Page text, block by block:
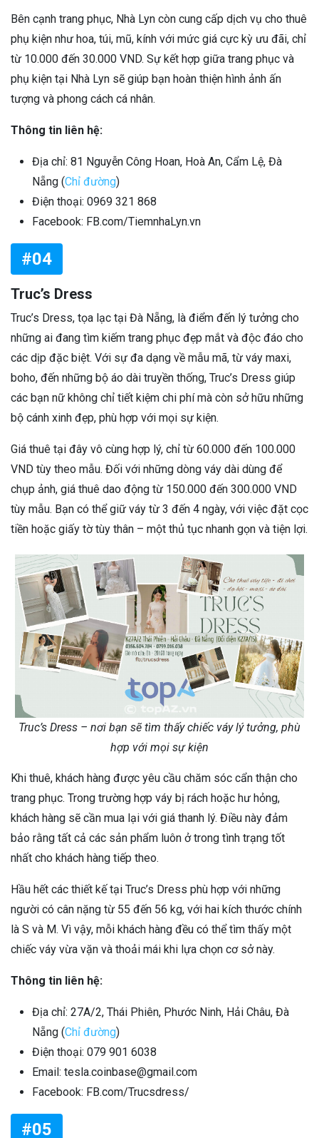
Bên cạnh trang phục, Nhà Lyn còn cung cấp dịch vụ cho thuê
phụ kiện như hoa, túi, mũ, kính với mức giá cực kỳ ưu đãi, chỉ
từ 10.000 đến 30.000 VND. Sự kết hợp giữa trang phục và
phụ kiện tại Nhà Lyn sẽ giúp bạn hoàn thiện hình ảnh ấn
tượng và phong cách cá nhân.
Thông tin liên hệ:
Địa chỉ: 81 Nguyễn Công Hoan, Hoà An, Cẩm Lệ, Đà
Nẵng (Chỉ đường)
Điện thoại: 0969 321 868
Facebook: FB.com/TiemnhaLyn.vn
#04
Truc’s Dress
Truc’s Dress, tọa lạc tại Đà Nẵng, là điểm đến lý tưởng cho
những ai đang tìm kiếm trang phục đẹp mắt và độc đáo cho
các dịp đặc biệt. Với sự đa dạng về mẫu mã, từ váy maxi,
boho, đến những bộ áo dài truyền thống, Truc’s Dress giúp
các bạn nữ không chỉ tiết kiệm chi phí mà còn sở hữu những
bộ cánh xinh đẹp, phù hợp với mọi sự kiện.
Giá thuê tại đây vô cùng hợp lý, chỉ từ 60.000 đến 100.000
VND tùy theo mẫu. Đối với những dòng váy dài dùng để
chụp ảnh, giá thuê dao động từ 150.000 đến 300.000 VND
tùy mẫu. Bạn có thể giữ váy từ 3 đến 4 ngày, với việc đặt cọc
tiền hoặc giấy tờ tùy thân – một thủ tục nhanh gọn và tiện lợi.
Truc’s Dress – nơi bạn sẽ tìm thấy chiếc váy lý tưởng, phù
hợp với mọi sự kiện
Khi thuê, khách hàng được yêu cầu chăm sóc cẩn thận cho
trang phục. Trong trường hợp váy bị rách hoặc hư hỏng,
khách hàng sẽ cần mua lại với giá thanh lý. Điều này đảm
bảo rằng tất cả các sản phẩm luôn ở trong tình trạng tốt
nhất cho khách hàng tiếp theo.
Hầu hết các thiết kế tại Truc’s Dress phù hợp với những
người có cân nặng từ 55 đến 56 kg, với hai kích thước chính
là S và M. Vì vậy, mỗi khách hàng đều có thể tìm thấy một
chiếc váy vừa vặn và thoải mái khi lựa chọn cơ sở này.
Thông tin liên hệ:
Địa chỉ: 27A/2, Thái Phiên, Phước Ninh, Hải Châu, Đà
Nẵng (Chỉ đường)
Điện thoại: 079 901 6038
Email: tesla.coinbase@gmail.com
Facebook: FB.com/Trucsdress/
#05